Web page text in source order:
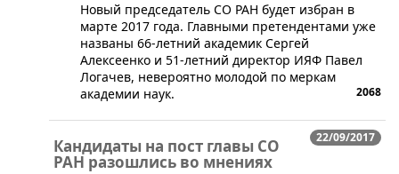
​Новый председатель СО РАН будет избран в
марте 2017 года. Главными претендентами уже
названы 66-летний академик Сергей
Алексеенко и 51-летний директор ИЯФ Павел
Логачев, невероятно молодой по меркам
академии наук.
2068
22/09/2017
Кандидаты на пост главы СО
РАН разошлись во мнениях